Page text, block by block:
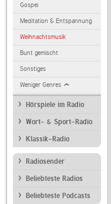
Gospel
Meditation & Entspannung
Weihnachtsmusik
Bunt gemischt
Sonstiges
Weniger Genres
Hörspiele im Radio
Wort- & Sport-Radio
Klassik-Radio
Radiosender
Beliebteste Radios
Beliebteste Podcasts